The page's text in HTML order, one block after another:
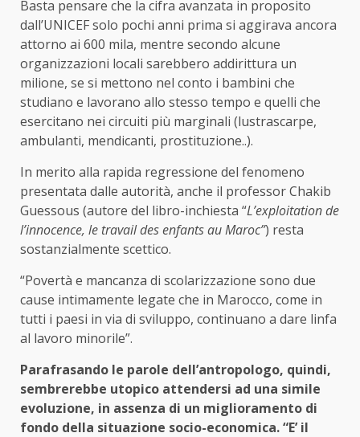
Basta pensare che la cifra avanzata in proposito
dall’UNICEF solo pochi anni prima si aggirava ancora
attorno ai 600 mila, mentre secondo alcune
organizzazioni locali sarebbero addirittura un
milione, se si mettono nel conto i bambini che
studiano e lavorano allo stesso tempo e quelli che
esercitano nei circuiti più marginali (lustrascarpe,
ambulanti, mendicanti, prostituzione..).
In merito alla rapida regressione del fenomeno
presentata dalle autorità, anche il professor Chakib
Guessous (autore del libro-inchiesta “L’exploitation de
l’innocence, le travail des enfants au Maroc”) resta
sostanzialmente scettico.
“Povertà e mancanza di scolarizzazione sono due
cause intimamente legate che in Marocco, come in
tutti i paesi in via di sviluppo, continuano a dare linfa
al lavoro minorile”.
Parafrasando le parole dell’antropologo, quindi,
sembrerebbe utopico attendersi ad una simile
evoluzione, in assenza di un miglioramento di
fondo della situazione socio-economica. “E’ il